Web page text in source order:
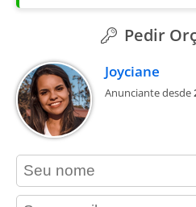
Pedir
Joyciane
Anunciante desde
contact_name
contact_email